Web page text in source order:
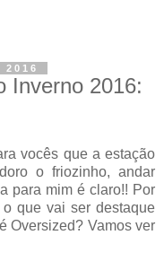
Inverno 2016:
vocês que a estação
o friozinho, andar
para mim é claro!! Por
que vai ser destaque
Oversized? Vamos ver